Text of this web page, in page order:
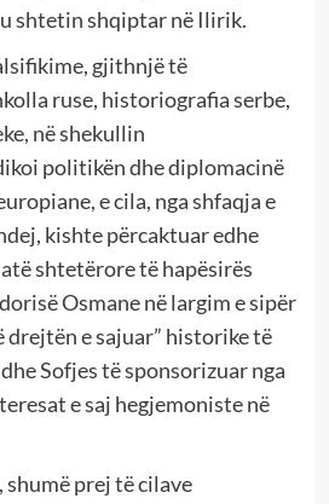
shtetin shqiptar në Ilirik.
gjithnjë të
ruse, historiografia serbe,
në shekullin
politikën dhe diplomacinë
e cila, nga shfaqja e
kishte përcaktuar edhe
shtetërore të hapësirës
Osmane në largim e sipër
drejtën e sajuar” historike të
Sofjes të sponsorizuar nga
e saj hegjemoniste në
prej të cilave